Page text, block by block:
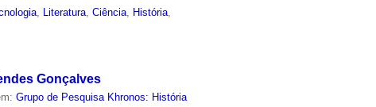
Literatura ,Ciência História
Gonçalves
Grupo de Pesquisa Khronos: História